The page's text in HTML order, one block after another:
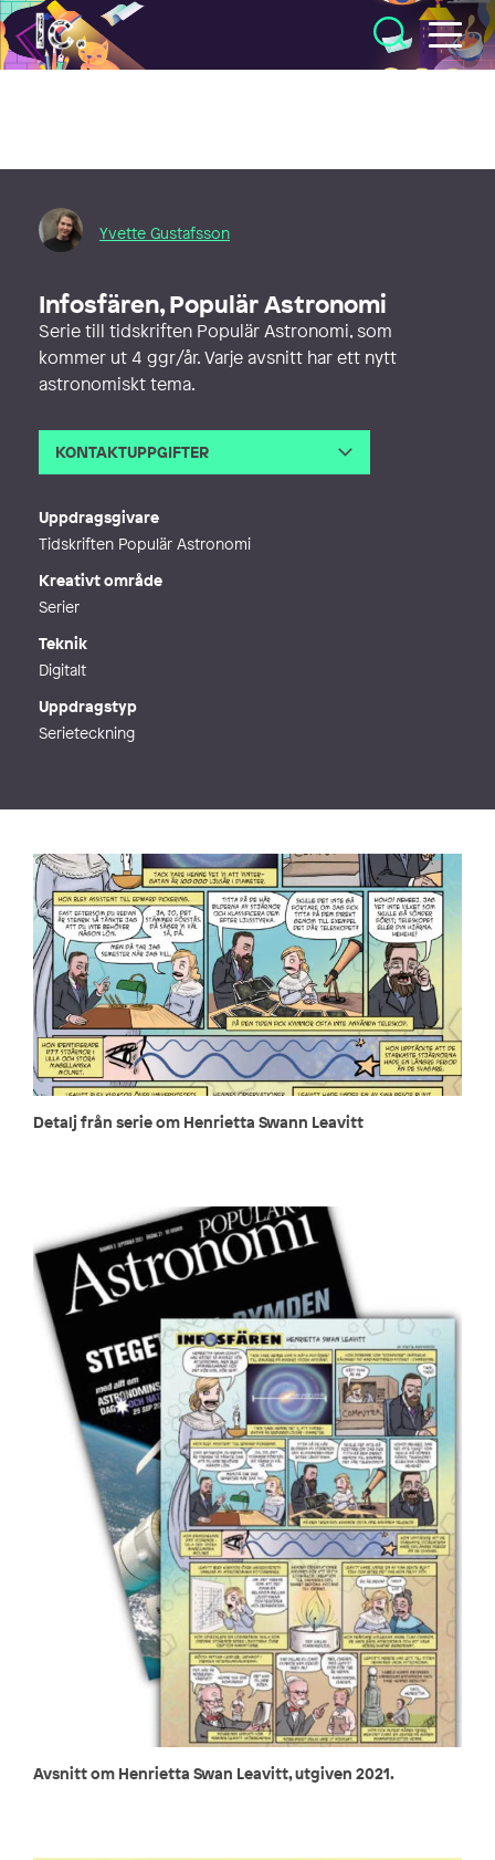
Illustratörcentrum
Yvette Gustafsson
Infosfären, Populär Astronomi
Serie till tidskriften Populär Astronomi, som
kommer ut 4 ggr/år. Varje avsnitt har ett nytt
astronomiskt tema.
KONTAKTUPPGIFTER
Uppdragsgivare
Tidskriften Populär Astronomi
Kreativt område
Serier
Teknik
Digitalt
Uppdragstyp
Serieteckning
Detalj från serie om Henrietta Swann Leavitt
Avsnitt om Henrietta Swan Leavitt, utgiven 2021.